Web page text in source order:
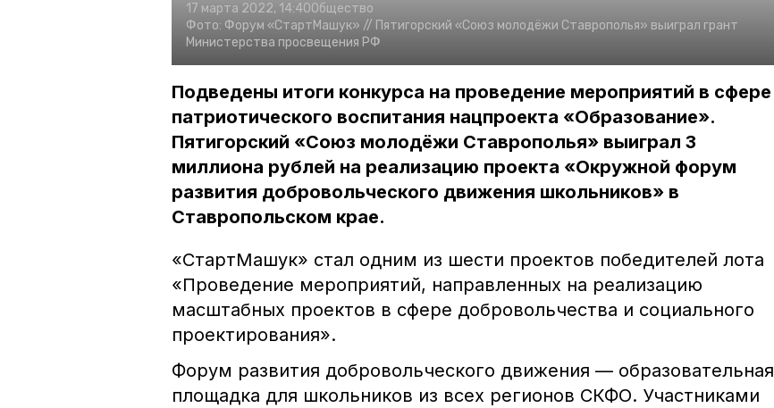
17 марта 2022, 14:40Общество
Фото: Форум «СтартМашук» // Пятигорский «Союз молодёжи Ставрополья» выиграл грант
Министерства просвещения РФ
Подведены итоги конкурса на проведение мероприятий в сфере
патриотического воспитания нацпроекта «Образование».
Пятигорский «Союз молодёжи Ставрополья» выиграл 3
миллиона рублей на реализацию проекта «Окружной форум
развития добровольческого движения школьников» в
Ставропольском крае.
«СтартМашук» стал одним из шести проектов победителей лота
«Проведение мероприятий, направленных на реализацию
масштабных проектов в сфере добровольчества и социального
проектирования».
Форум развития добровольческого движения — образовательная
площадка для школьников из всех регионов СКФО. Участниками